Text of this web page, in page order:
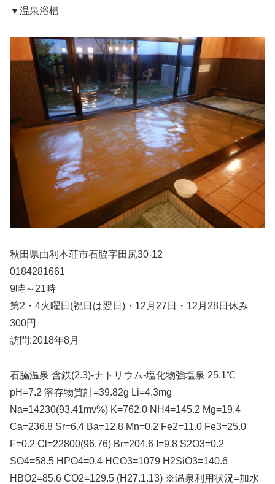
▼温泉浴槽
秋田県由利本荘市石脇字田尻30-12
0184281661
9時～21時
第2・4火曜日(祝日は翌日)・12月27日・12月28日休み
300円
訪問:2018年8月
石脇温泉 含鉄(2.3)-ナトリウム-塩化物強塩泉 25.1℃
pH=7.2 溶存物質計=39.82g Li=4.3mg
Na=14230(93.41mv%) K=762.0 NH4=145.2 Mg=19.4
Ca=236.8 Sr=6.4 Ba=12.8 Mn=0.2 Fe2=11.0 Fe3=25.0
F=0.2 Cl=22800(96.76) Br=204.6 I=9.8 S2O3=0.2
SO4=58.5 HPO4=0.4 HCO3=1079 H2SiO3=140.6
HBO2=85.6 CO2=129.5 (H27.1.13) ※温泉利用状況=加水